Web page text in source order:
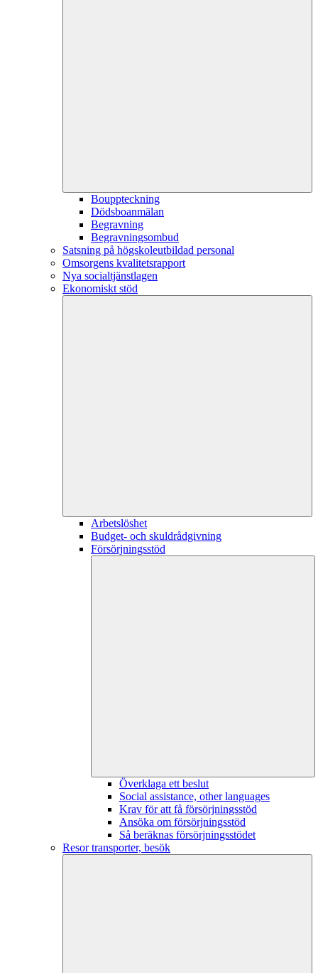
Bouppteckning
Dödsboanmälan
Begravning
Begravningsombud
Satsning på högskoleutbildad personal
Omsorgens kvalitetsrapport
Nya socialtjänstlagen
Ekonomiskt stöd
Arbetslöshet
Budget- och skuldrådgivning
Försörjningsstöd
Överklaga ett beslut
Social assistance, other languages
Krav för att få försörjningsstöd
Ansöka om försörjningsstöd
Så beräknas försörjningsstödet
Resor transporter, besök